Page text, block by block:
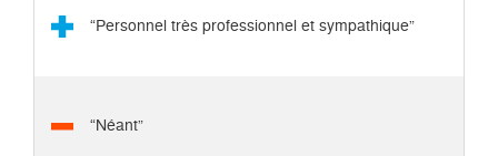
“Personnel très professionnel et sympathique”
“Néant”